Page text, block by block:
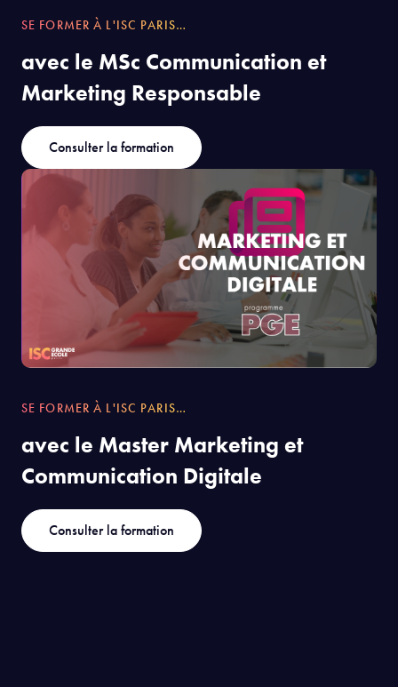
SE FORMER À L'ISC PARIS…
avec le MSc Communication et
Marketing Responsable
Consulter la formation
SE FORMER À L'ISC PARIS…
avec le Master Marketing et
Communication Digitale
Consulter la formation